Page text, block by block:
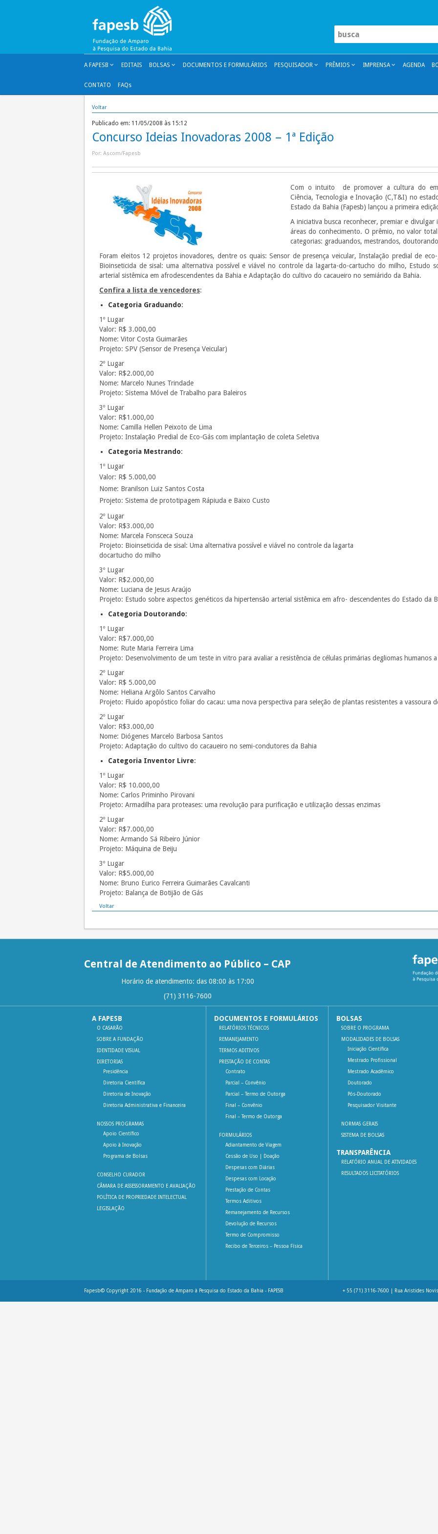
A FAPESB EDITAIS BOLSAS DOCUMENTOS E FORMULÁRIOS PESQUISADOR PRÊMIOS IMPRENSA AGENDA
CONTATO FAQs
Voltar
Publicado em: 11/05/2008 às 15:12
Concurso Ideias Inovadoras 2008 – 1ª Edição
Por: Ascom/Fapesb
Com o intuito de promover a cultura do
Ciência, Tecnologia e Inovação (C,T&I) no
Estado da Bahia (Fapesb) lançou a primeira
A iniciativa busca reconhecer, premiar e
áreas do conhecimento. O prêmio, no valor
categorias: graduandos, mestrandos,
Foram eleitos 12 projetos inovadores, dentre os quais: Sensor de presença veicular, Instalação predial de
Bioinseticida de sisal: uma alternativa possível e viável no controle da lagarta-do-cartucho do milho, Estudo
arterial sistêmica em afrodescendentes da Bahia e Adaptação do cultivo do cacaueiro no semiárido da Bahia.
Confira a lista de vencedores:
Categoria Graduando:
1º Lugar
Valor: R$ 3.000,00
Nome: Vitor Costa Guimarães
Projeto: SPV (Sensor de Presença Veicular)
2º Lugar
Valor: R$2.000,00
Nome: Marcelo Nunes Trindade
Projeto: Sistema Móvel de Trabalho para Baleiros
3º Lugar
Valor: R$1.000,00
Nome: Camilla Hellen Peixoto de Lima
Projeto: Instalação Predial de Eco-Gás com implantação de coleta Seletiva
Categoria Mestrando:
1º Lugar
Valor: R$ 5.000,00
Nome: Branilson Luiz Santos Costa
Projeto: Sistema de prototipagem Rápiuda e Baixo Custo
2º Lugar
Valor: R$3.000,00
Nome: Marcela Fonsceca Souza
Projeto: Bioinseticida de sisal: Uma alternativa possível e viável no controle da lagarta
docartucho do milho
3º Lugar
Valor: R$2.000,00
Nome: Luciana de Jesus Araújo
Projeto: Estudo sobre aspectos genéticos da hipertensão arterial sistêmica em afro- descendentes do Estado da
Categoria Doutorando:
1º Lugar
Valor: R$7.000,00
Nome: Rute Maria Ferreira Lima
Projeto: Desenvolvimento de um teste in vitro para avaliar a resistência de células primárias degliomas humanos
2º Lugar
Valor: R$ 5.000,00
Nome: Heliana Argôlo Santos Carvalho
Projeto: Fluido apopóstico foliar do cacau: uma nova perspectiva para seleção de plantas resistentes a vassoura
2º Lugar
Valor: R$3.000,00
Nome: Diógenes Marcelo Barbosa Santos
Projeto: Adaptação do cultivo do cacaueiro no semi-condutores da Bahia
Categoria Inventor Livre:
1º Lugar
Valor: R$ 10.000,00
Nome: Carlos Priminho Pirovani
Projeto: Armadilha para proteases: uma revolução para purificação e utilização dessas enzimas
2º Lugar
Valor: R$7.000,00
Nome: Armando Sá Ribeiro Júnior
Projeto: Máquina de Beiju
3º Lugar
Valor: R$5.000,00
Nome: Bruno Eurico Ferreira Guimarães Cavalcanti
Projeto: Balança de Botijão de Gás
Voltar
Central de Atendimento ao Público – CAP
Horário de atendimento: das 08:00 às 17:00
(71) 3116-7600
A FAPESB
O CASARÃO
SOBRE A FUNDAÇÃO
IDENTIDADE VISUAL
DIRETORIAS
Presidência
Diretoria Científica
Diretoria de Inovação
Diretoria Administrativa e Financeira
NOSSOS PROGRAMAS
Apoio Científico
Apoio à Inovação
Programa de Bolsas
CONSELHO CURADOR
CÂMARA DE ASSESSORAMENTO E AVALIAÇÃO
POLÍTICA DE PROPRIEDADE INTELECTUAL
LEGISLAÇÃO
DOCUMENTOS E FORMULÁRIOS
RELATÓRIOS TÉCNICOS
REMANEJAMENTO
TERMOS ADITIVOS
PRESTAÇÃO DE CONTAS
Contrato
Parcial – Convênio
Parcial – Termo de Outorga
Final – Convênio
Final – Termo de Outorga
FORMULÁRIOS
Adiantamento de Viagem
Cessão de Uso | Doação
Despesas com Diárias
Despesas com Locação
Prestação de Contas
Termos Aditivos
Remanejamento de Recursos
Devolução de Recursos
Termo de Compromisso
Recibo de Terceiros – Pessoa Física
BOLSAS
SOBRE O PROGRAMA
MODALIDADES DE BOLSAS
Iniciação Científica
Mestrado Profissional
Mestrado Acadêmico
Doutorado
Pós-Doutorado
Pesquisador Visitante
NORMAS GERAIS
SISTEMA DE BOLSAS
TRANSPARÊNCIA
RELATÓRIO ANUAL DE ATIVIDADES
RESULTADOS LICITATÓRIOS
Fapesb© Copyright 2016 - Fundação de Amparo à Pesquisa do Estado da Bahia - FAPESB + 55 (71) 3116-7600 | Rua Aristides